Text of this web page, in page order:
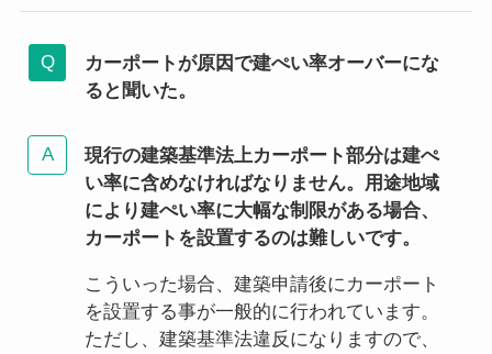
カーポートが原因で建ぺい率オーバーにな
ると聞いた。
現行の建築基準法上カーポート部分は建ぺ
い率に含めなければなりません。用途地域
により建ぺい率に大幅な制限がある場合、
カーポートを設置するのは難しいです。
こういった場合、建築申請後にカーポート
を設置する事が一般的に行われています。
ただし、建築基準法違反になりますので、